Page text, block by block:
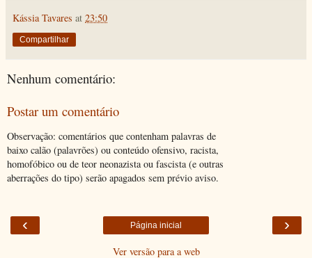
Kássia Tavares at 23:50
Compartilhar
Nenhum comentário:
Postar um comentário
Observação: comentários que contenham palavras de
baixo calão (palavrões) ou conteúdo ofensivo, racista,
homofóbico ou de teor neonazista ou fascista (e outras
aberrações do tipo) serão apagados sem prévio aviso.
‹ ›
Página inicial
Ver versão para a web